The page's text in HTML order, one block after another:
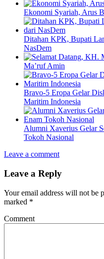
Ekonomi Syariah, Arus
Ditahan KPK, Bupati
NasDem
Ma’ruf Amin
Bravo-5 Eropa Gelar
Maritim Indonesia
Alumni Xaverius Gelar
Tokoh Nasional
Leave a comment
Leave a Reply
Your email address will not be
marked *
Comment